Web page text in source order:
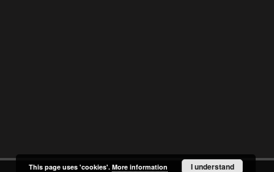
This page uses 'cookies'. More information I understand